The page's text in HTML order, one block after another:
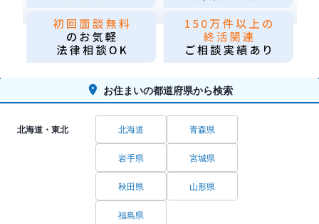
お住まいの都道府県から検索
北海道・東北 北海道 青森県
岩手県 宮城県
秋田県 山形県
福島県